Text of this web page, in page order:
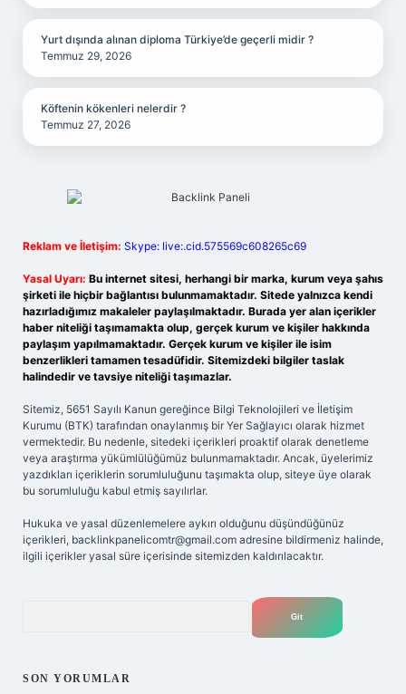
Yurt dışında alınan diploma Türkiye’de geçerli midir ?
Temmuz 29, 2026
Köftenin kökenleri nelerdir ?
Temmuz 27, 2026
Reklam ve İletişim: Skype: live:.cid.575569c608265c69
Yasal Uyarı: Bu internet sitesi, herhangi bir marka, kurum veya şahıs
şirketi ile hiçbir bağlantısı bulunmamaktadır. Sitede yalnızca kendi
hazırladığımız makaleler paylaşılmaktadır. Burada yer alan içerikler
haber niteliği taşımamakta olup, gerçek kurum ve kişiler hakkında
paylaşım yapılmamaktadır. Gerçek kurum ve kişiler ile isim
benzerlikleri tamamen tesadüfidir. Sitemizdeki bilgiler taslak
halindedir ve tavsiye niteliği taşımazlar.
Sitemiz, 5651 Sayılı Kanun gereğince Bilgi Teknolojileri ve İletişim
Kurumu (BTK) tarafından onaylanmış bir Yer Sağlayıcı olarak hizmet
vermektedir. Bu nedenle, sitedeki içerikleri proaktif olarak denetleme
veya araştırma yükümlülüğümüz bulunmamaktadır. Ancak, üyelerimiz
yazdıkları içeriklerin sorumluluğunu taşımakta olup, siteye üye olarak
bu sorumluluğu kabul etmiş sayılırlar.
Hukuka ve yasal düzenlemelere aykırı olduğunu düşündüğünüz
içerikleri, backlinkpanelicomtr@gmail.com adresine bildirmeniz halinde,
ilgili içerikler yasal süre içerisinde sitemizden kaldırılacaktır.
SON YORUMLAR